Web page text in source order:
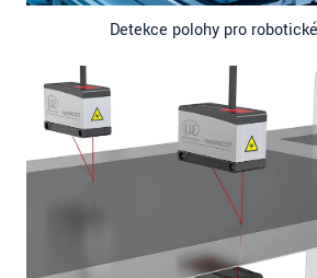
Detekce polohy pro